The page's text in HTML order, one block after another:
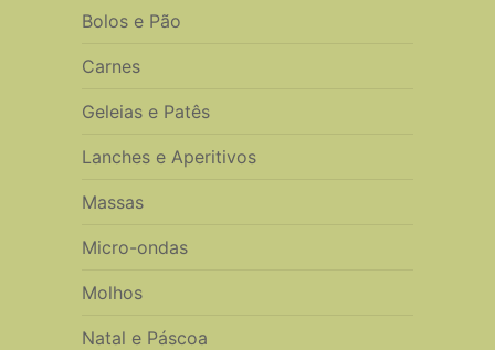
Bolos e Pão
Carnes
Geleias e Patês
Lanches e Aperitivos
Massas
Micro-ondas
Molhos
Natal e Páscoa